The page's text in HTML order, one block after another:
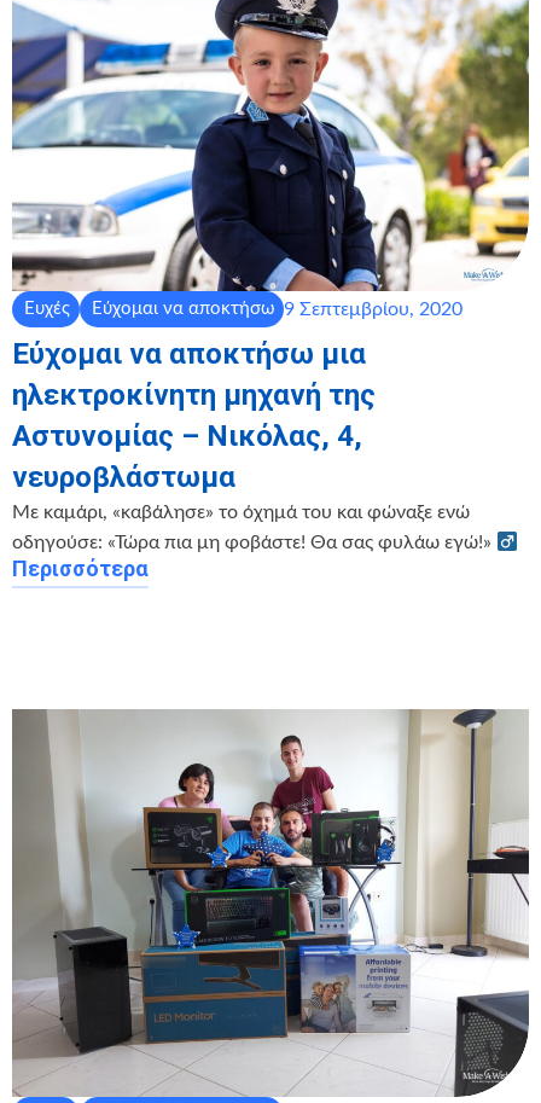
Ευχές Εύχομαι να αποκτήσω 9 Σεπτεμβρίου, 2020
Εύχομαι να αποκτήσω μια
ηλεκτροκίνητη μηχανή της
Αστυνομίας – Νικόλας, 4,
νευροβλάστωμα
Με καμάρι, «καβάλησε» το όχημά του και φώναξε ενώ
οδηγούσε: «Τώρα πια μη φοβάστε! Θα σας φυλάω εγώ!» ‍
Περισσότερα